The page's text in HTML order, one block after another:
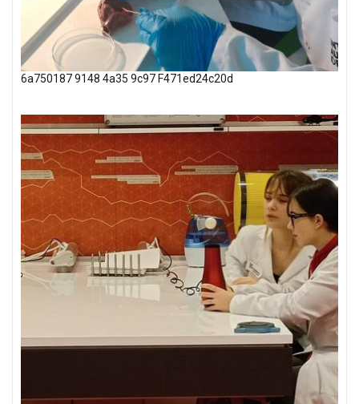
6a750187 9148 4a35 9c97 F471ed24c20d